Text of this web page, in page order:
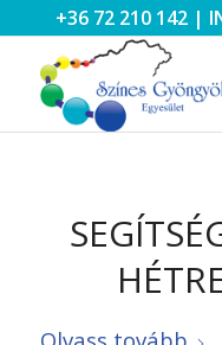
+36 72 210 142 |